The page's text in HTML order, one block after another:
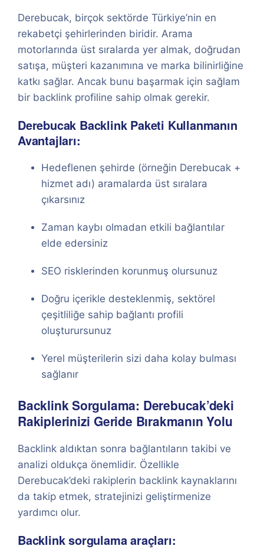
Derebucak, birçok sektörde Türkiye’nin en
rekabetçi şehirlerinden biridir. Arama
motorlarında üst sıralarda yer almak, doğrudan
satışa, müşteri kazanımına ve marka bilinirliğine
katkı sağlar. Ancak bunu başarmak için sağlam
bir backlink profiline sahip olmak gerekir.
Derebucak Backlink Paketi Kullanmanın
Avantajları:
Hedeflenen şehirde (örneğin Derebucak +
hizmet adı) aramalarda üst sıralara
çıkarsınız
Zaman kaybı olmadan etkili bağlantılar
elde edersiniz
SEO risklerinden korunmuş olursunuz
Doğru içerikle desteklenmiş, sektörel
çeşitliliğe sahip bağlantı profili
oluşturursunuz
Yerel müşterilerin sizi daha kolay bulması
sağlanır
Backlink Sorgulama: Derebucak’deki
Rakiplerinizi Geride Bırakmanın Yolu
Backlink aldıktan sonra bağlantıların takibi ve
analizi oldukça önemlidir. Özellikle
Derebucak’deki rakiplerin backlink kaynaklarını
da takip etmek, stratejinizi geliştirmenize
yardımcı olur.
Backlink sorgulama araçları: